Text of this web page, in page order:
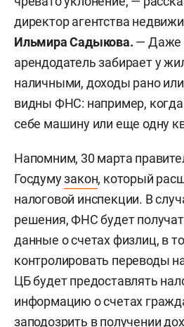
директор агентства
Ильмира Садыкова. — Даже
арендодатель забирает у
наличными, доходы рано
видны ФНС: например, когда
себе машину или еще одну
Напомним, 30 марта
Госдумузакон, который
налоговой инспекции. В
решения, ФНС будет
данные о счетах физлиц, в
контролировать переводы
ЦБ будет предоставлять
информацию о счетах
заподозрить в получении